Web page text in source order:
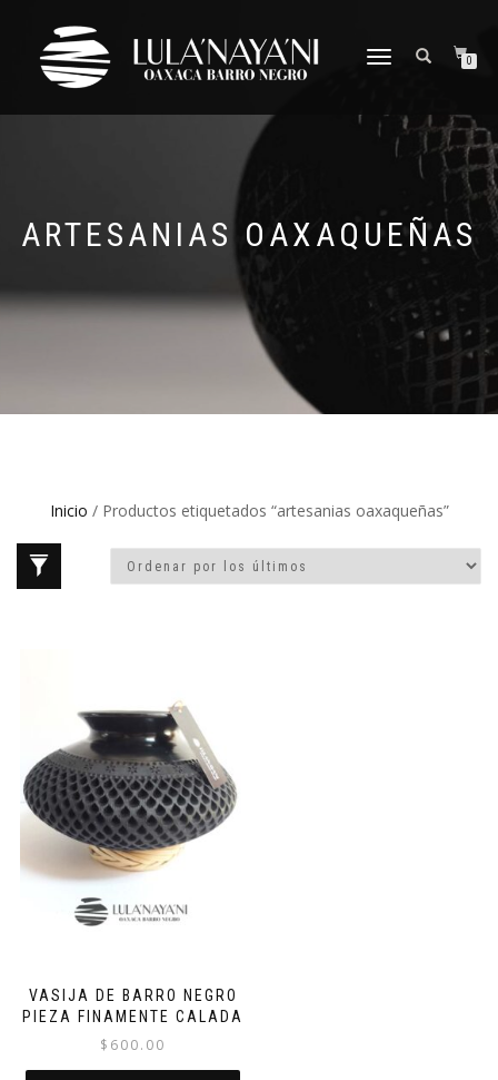
CAMBIAR
0
ARTESANIAS OAXAQUEÑAS
Inicio / Productos etiquetados “artesanias oaxaqueñas”
VASIJA DE BARRO NEGRO
PIEZA FINAMENTE CALADA
$ 600.00